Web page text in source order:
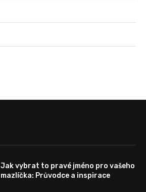
Jak vybrat to pravé jméno pro vašeho
mazlíčka: Průvodce a inspirace